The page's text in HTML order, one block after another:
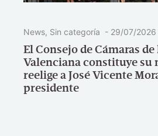
News, Sin categoría - 29/07/2026
El Consejo de Cámaras
Valenciana constituye su
reelige a José Vicente
presidente